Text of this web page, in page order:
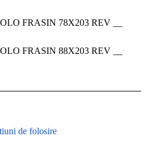
FRASIN 78X203 REV __
FRASIN 88X203 REV __
de folosire